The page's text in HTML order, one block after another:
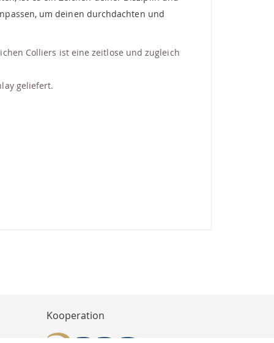
um deinen durchdachten und
Colliers ist eine zeitlose und zugleich
geliefert.
Kooperation